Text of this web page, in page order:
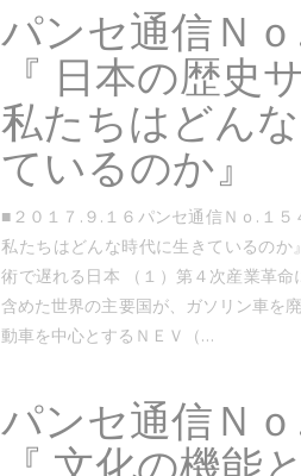
パンセ通信Ｎ
『 日本の歴史
私たちはどん
ているのか』
■２０１７.９.１６パンセ通信Ｎｏ.１
私たちはどんな時代に生きているの
術で遅れる日本 （１）第４次産業革
含めた世界の主要国が、ガソリン車を
動車を中心とするＮＥＶ（…
パンセ通信Ｎ
『 文化の機能